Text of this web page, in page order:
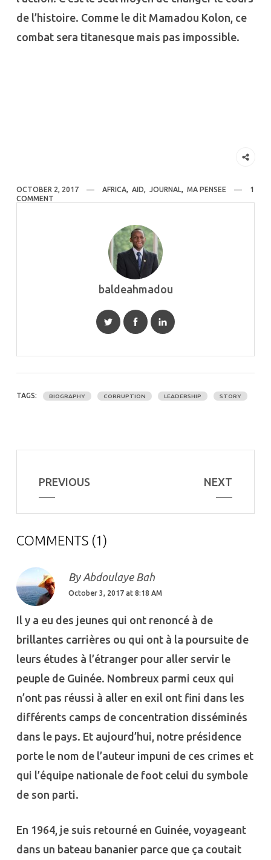
de l’histoire. Comme le dit Mamadou Kolon, ce
combat sera titanesque mais pas impossible.
OCTOBER 2, 2017 AFRICA AID JOURNAL MA PENSEE
1
COMMENT
baldeahmadou
TAGS: BIOGRAPHY CORRUPTION LEADERSHIP STORY
PREVIOUS NEXT
COMMENTS (1)
By Abdoulaye Bah
October 3, 2017 at 8:18 AM
Il y a eu des jeunes qui ont renoncé à de
brillantes carrières ou qui ont à la poursuite de
leurs études à l’étranger pour aller servir le
peuple de Guinée. Nombreux parmi ceux qui
n’ont pas réussi à aller en exil ont fini dans les
différents camps de concentration disséminés
dans le pays. Et aujourd’hui, notre présidence
porte le nom de l’auteur impuni de ces crimes et
qui l’équipe nationale de foot celui du symbole
de son parti.
En 1964, je suis retourné en Guinée, voyageant
dans un bateau bananier parce que ça coutait